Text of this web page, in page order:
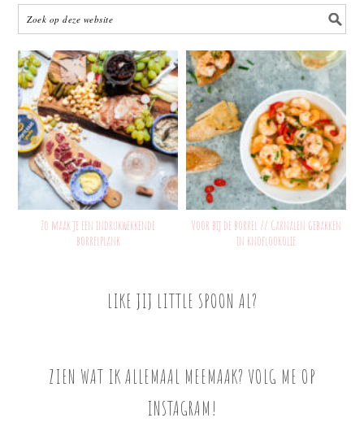
Zo maak je een indrukwekkende
borrelplank
Voor bij de borrel // Garnalen gebakken
in knoflookolie
LIKE JIJ LITTLE SPOON AL?
ZIEN WAT IK ALLEMAAL MEEMAAK? VOLG ME OP
INSTAGRAM!